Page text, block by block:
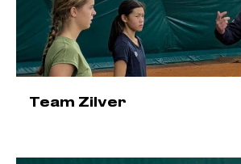
Team Zilver